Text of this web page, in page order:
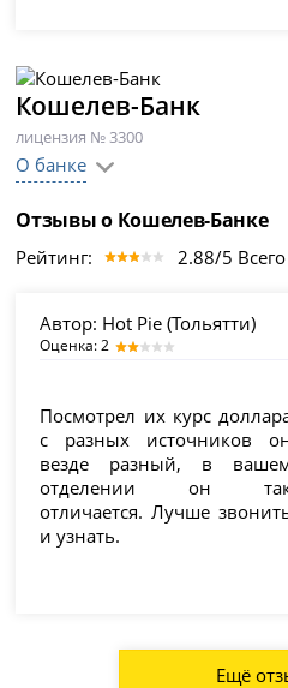
Кошелев-Банк
лицензия № 3300
О банке
Отзывы о Кошелев-Банке
Рейтинг: 2.88/5
Автор: Hot Pie (Тольятти)
Оценка: 2
Посмотрел их курс
с разных источников
везде разный, в
отделении он
отличается. Лучше
и узнать.
Ещё